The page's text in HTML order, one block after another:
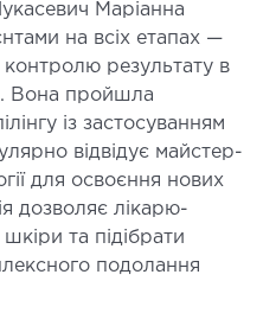
Маріанна
на всіх етапах —
результату в
Вона пройшла
із застосуванням
відвідує майстер-
для освоєння нових
дозволяє лікарю-
та підібрати
подолання